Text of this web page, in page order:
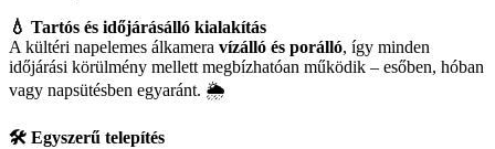
💧 Tartós és időjárásálló kialakítás
A kültéri napelemes álkamera vízálló és porálló, így minden
időjárási körülmény mellett megbízhatóan működik – esőben, hóban
vagy napsütésben egyaránt. 🌦️
🛠️ Egyszerű telepítés